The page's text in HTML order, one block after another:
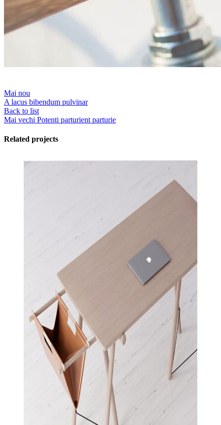
Mai nou
A lacus bibendum pulvinar
Back to list
Mai vechi Potenti parturient parturie
Related projects